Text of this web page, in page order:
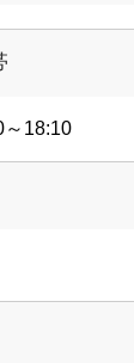
～18:10